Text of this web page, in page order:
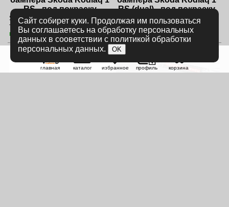
RS - под покраску
SK1-RS-RS1P
только для RS
в наличии
RS (dual) - под покраску
SK1-RS-FS2P
только для RS и Sportline
в наличии
главная каталог избранное профиль корзина
Сайт собирет куки. Продолжая им пользоваться
Вы соглашаетесь на обработку персональных
данных в сооветствии с политикой обработки
персональных данных.
OK